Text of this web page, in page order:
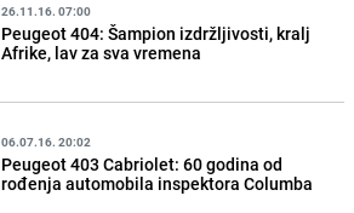
26.11.16. 07:00
Peugeot 404: Šampion izdržljivosti, kralj
Afrike, lav za sva vremena
06.07.16. 20:02
Peugeot 403 Cabriolet: 60 godina od
rođenja automobila inspektora Columba